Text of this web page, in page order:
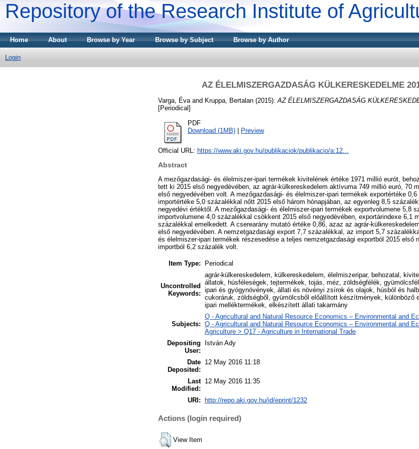
Repository of the Research Institute of
Home About Browse by Year Browse by Subject Browse by Author
Login
AZ ÉLELMISZERGAZDASÁG KÜLKERESKEDELME
Varga, Éva and Kruppa, Bertalan (2015): AZ ÉLELMISZERGAZDASÁG
[Periodical]
PDF
Download (1MB)
Preview
Official URL: https://www.aki.gov.hu/publikaciok/publikacio/a:12...
Abstract
A mezőgazdasági- és élelmiszer-ipari termékek kivitelének értéke 1971 millió eurót,
tett ki 2015 első negyedévében, az agrár-külkereskedelem aktívuma 749 millió euró, 70
első negyedévében volt. A mezőgazdasági- és élelmiszer-ipari termékek exportértéke
importértéke 5,0 százalékkal nőtt 2015 első három hónapjában, az egyenleg 8,5
negyedévi értéktől. A mezőgazdasági- és élelmiszer-ipari termékek exportvolumene 5,8
importvolumene 4,0 százalékkal csökkent 2015 első negyedévében, exportárindexe 6,1
százalékkal emelkedett. A cserearány mutató értéke 0,86, azaz az agrár-
első negyedévében. A nemzetgazdasági export 7,7 százalékkal, az import 5,7
és élelmiszer-ipari termékek részesedése a teljes nemzetgazdasági exportból 2015 első
importból 6,2 százalék volt.
Item Type: Periodical
Uncontrolled
Keywords:
agrár-külkereskedelem, külkereskedelem, élelmiszeripar, behozatal,
állatok, húsféleségek, tejtermékek, tojás, méz, zöldségfélék,
ipari és gyógynövények, állati és növényi zsírok és olajok, húsból és
cukoráruk, zöldségből, gyümölcsből előállított készítmények, különböző
ipari melléktermékek, elkészített állati takarmány
Subjects:
Q - Agricultural and Natural Resource Economics – Environmental and
Q - Agricultural and Natural Resource Economics – Environmental and
Agriculture > Q17 - Agriculture in International Trade
Depositing
User:
István Ady
Date
Deposited:
12 May 2016 11:18
Last
Modified:
12 May 2016 11:35
URI: http://repo.aki.gov.hu/id/eprint/1232
Actions (login required)
View Item